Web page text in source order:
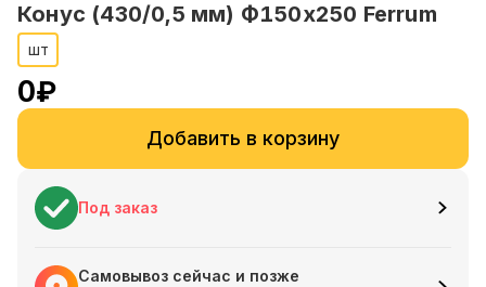
Конус (430/0,5 мм) Ф150х250 Ferrum
шт
0₽
Добавить в корзину
Под заказ
Самовывоз сейчас и позже